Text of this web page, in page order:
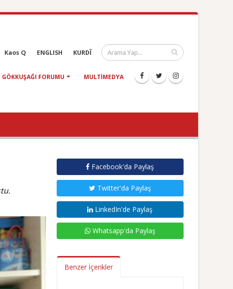
Kaos Q ENGLISH KURDÎ
GÖKKUŞAĞI FORUMU MULTIMEDYA
Facebook'da Paylaş
Twitter'da Paylaş
LinkedIn'de Paylaş
Whatsapp'da Paylaş
Benzer İçerikler